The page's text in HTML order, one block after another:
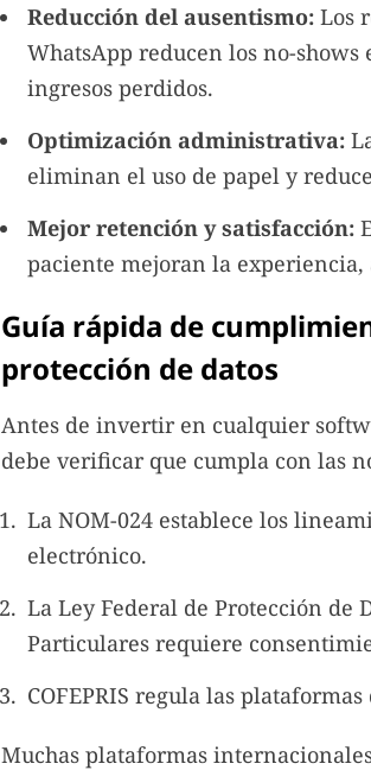
Reducción del ausentismo: Los
WhatsApp reducen los no-
ingresos perdidos.
Optimización administrativa:
eliminan el uso de papel y
Mejor retención y satisfacción:
paciente mejoran la
Guía rápida de
protección de datos
Antes de invertir en cualquier
debe verificar que cumpla con las
La NOM-024 establece los
electrónico.
La Ley Federal de Protección de
Particulares requiere
COFEPRIS regula las
Muchas plataformas